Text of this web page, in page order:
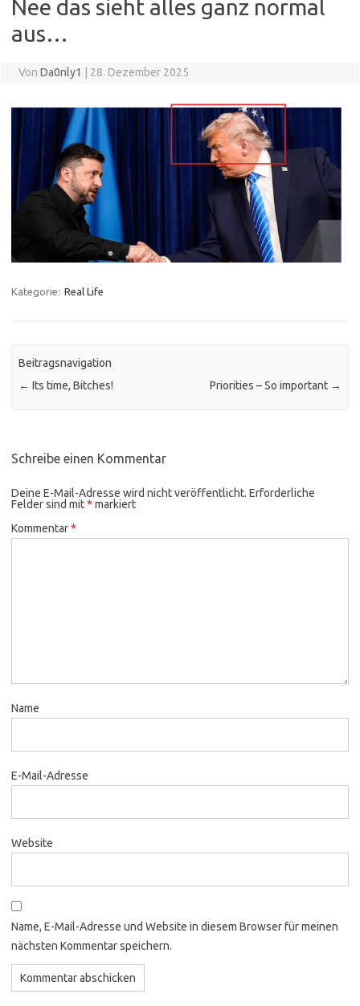
Nee das sieht alles ganz normal
aus…
Von Da0nly1 28. Dezember 2025
Kategorie: Real Life
Beitragsnavigation
← Its time, Bitches! Priorities – So important →
Schreibe einen Kommentar
Deine E-Mail-Adresse wird nicht veröffentlicht. Erforderliche
Felder sind mit* markiert
Kommentar*
Name
E-Mail-Adresse
Website
Name, E-Mail-Adresse und Website in diesem Browser für meinen
nächsten Kommentar speichern.